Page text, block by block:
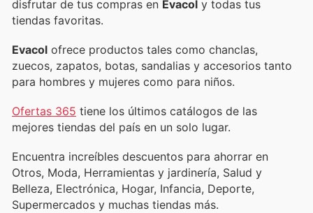
disfrutar de tus compras en Evacol y todas tus
tiendas favoritas.
Evacol ofrece productos tales como chanclas,
zuecos, zapatos, botas, sandalias y accesorios tanto
para hombres y mujeres como para niños.
Ofertas 365 tiene los últimos catálogos de las
mejores tiendas del país en un solo lugar.
Encuentra increíbles descuentos para ahorrar en
Otros, Moda, Herramientas y jardinería, Salud y
Belleza, Electrónica, Hogar, Infancia, Deporte,
Supermercados y muchas tiendas más.